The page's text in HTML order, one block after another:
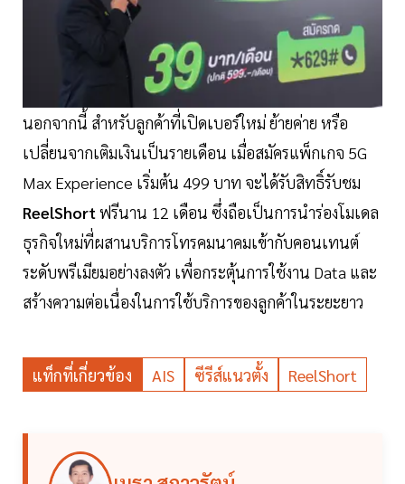
นอกจากนี้ สำหรับลูกค้าที่เปิดเบอร์ใหม่ ย้ายค่าย หรือ
เปลี่ยนจากเติมเงินเป็นรายเดือน เมื่อสมัครแพ็กเกจ 5G
Max Experience เริ่มต้น 499 บาท จะได้รับสิทธิ์รับชม
ReelShort ฟรีนาน 12 เดือน ซึ่งถือเป็นการนำร่องโมเดล
ธุรกิจใหม่ที่ผสานบริการโทรคมนาคมเข้ากับคอนเทนต์
ระดับพรีเมียมอย่างลงตัว เพื่อกระตุ้นการใช้งาน Data และ
สร้างความต่อเนื่องในการใช้บริการของลูกค้าในระยะยาว
แท็กที่เกี่ยวข้อง AIS ซีรีส์แนวตั้ง ReelShort